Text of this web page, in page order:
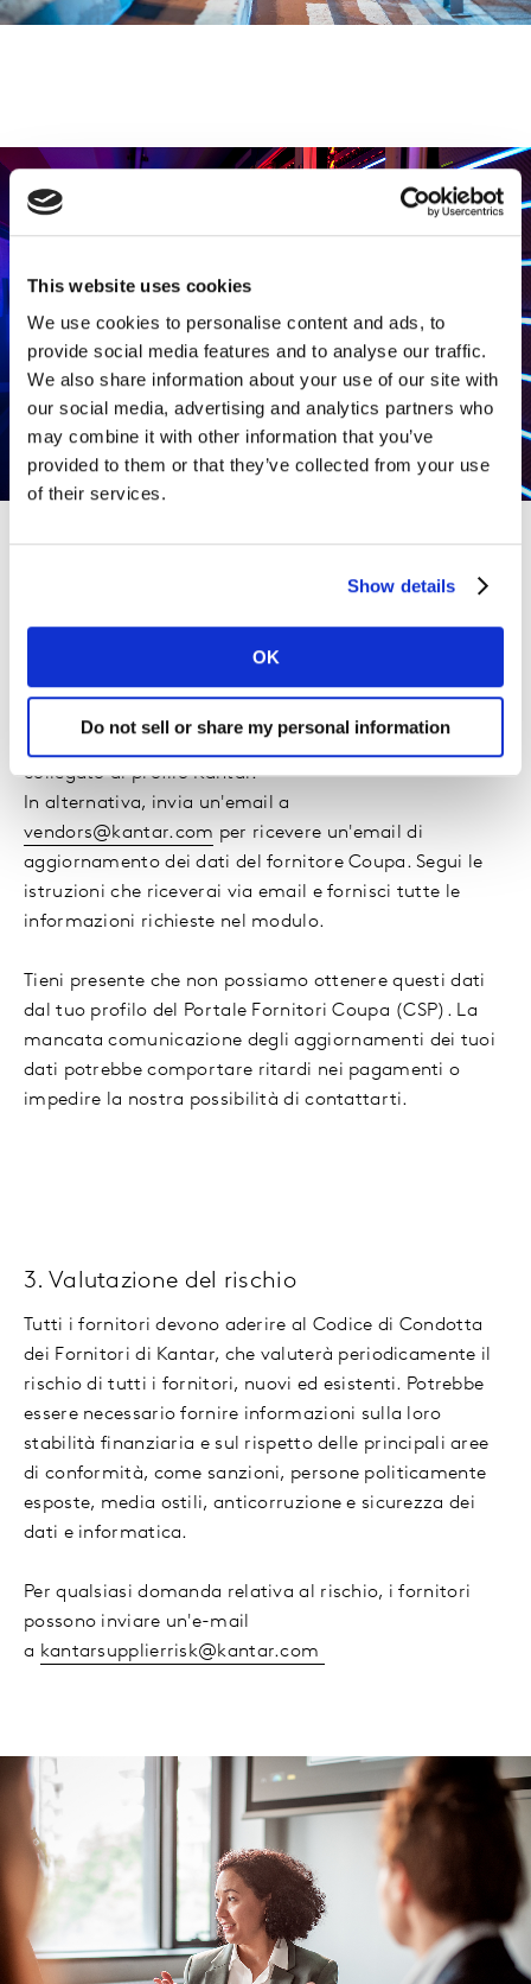
This website uses cookies
We use cookies to personalise content and ads, to
provide social media features and to analyse our traffic.
We also share information about your use of our site with
our social media, advertising and analytics partners who
may combine it with other information that you’ve
provided to them or that they’ve collected from your use
of their services.
Show details
OK
Do not sell or share my personal information
2. Aggiorna i dettagli del tuo account
Aggiorna i tuoi dati direttamente sulla piattaforma
fornitoriCoupa Coupa Supplier Portal , selezionando
"Kantar". Assicurati di accedere a CSP con un account
collegato al profilo Kantar.
In alternativa, invia un'email a
vendors@kantar.com per ricevere un'email di
aggiornamento dei dati del fornitore Coupa. Segui le
istruzioni che riceverai via email e fornisci tutte le
informazioni richieste nel modulo.
Tieni presente che non possiamo ottenere questi dati
dal tuo profilo del Portale Fornitori Coupa (CSP). La
mancata comunicazione degli aggiornamenti dei tuoi
dati potrebbe comportare ritardi nei pagamenti o
impedire la nostra possibilità di contattarti.
3. Valutazione del rischio
Tutti i fornitori devono aderire al Codice di Condotta
dei Fornitori di Kantar, che valuterà periodicamente il
rischio di tutti i fornitori, nuovi ed esistenti. Potrebbe
essere necessario fornire informazioni sulla loro
stabilità finanziaria e sul rispetto delle principali aree
di conformità, come sanzioni, persone politicamente
esposte, media ostili, anticorruzione e sicurezza dei
dati e informatica.
Per qualsiasi domanda relativa al rischio, i fornitori
possono inviare un'e-mail
a kantarsupplierrisk@kantar.com